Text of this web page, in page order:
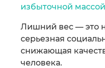
избыточной массой
Лишний вес — это
серьезная
снижающая
человека.